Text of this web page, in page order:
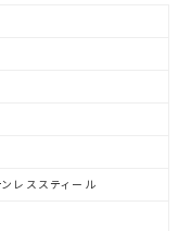
レススティール